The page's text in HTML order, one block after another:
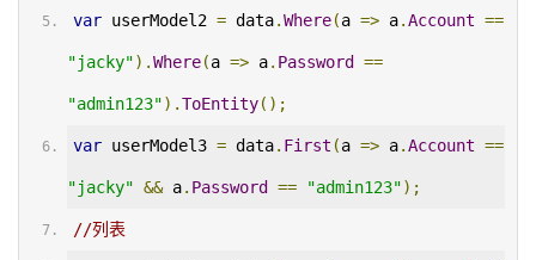
var userModel2 = data.Where(a => a.Account ==
"jacky").Where(a => a. Password ==
"admin123").ToEntity();
var userModel3 = data. First (a => a.Account ==
"jacky" && a. Password == "admin123");
//列表